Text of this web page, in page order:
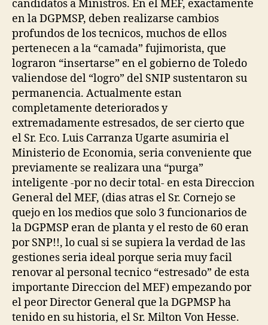
candidatos a Ministros. En el MEF, exactamente
en la DGPMSP, deben realizarse cambios
profundos de los tecnicos, muchos de ellos
pertenecen a la “camada” fujimorista, que
lograron “insertarse” en el gobierno de Toledo
valiendose del “logro” del SNIP sustentaron su
permanencia. Actualmente estan
completamente deteriorados y
extremadamente estresados, de ser cierto que
el Sr. Eco. Luis Carranza Ugarte asumiria el
Ministerio de Economia, seria conveniente que
previamente se realizara una “purga”
inteligente -por no decir total- en esta Direccion
General del MEF, (dias atras el Sr. Cornejo se
quejo en los medios que solo 3 funcionarios de
la DGPMSP eran de planta y el resto de 60 eran
por SNP!!, lo cual si se supiera la verdad de las
gestiones seria ideal porque seria muy facil
renovar al personal tecnico “estresado” de esta
importante Direccion del MEF) empezando por
el peor Director General que la DGPMSP ha
tenido en su historia, el Sr. Milton Von Hesse.